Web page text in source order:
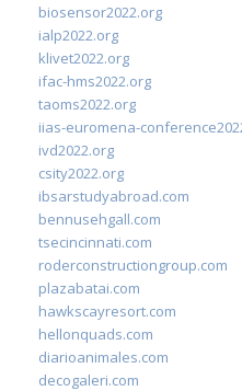
biosensor2022.org
ialp2022.org
klivet2022.org
ifac-hms2022.org
taoms2022.org
iias-euromena-
ivd2022.org
csity2022.org
ibsarstudyabroad.com
bennusehgall.com
tsecincinnati.com
roderconstructiongroup.com
plazabatai.com
hawkscayresort.com
hellonquads.com
diarioanimales.com
decogaleri.com